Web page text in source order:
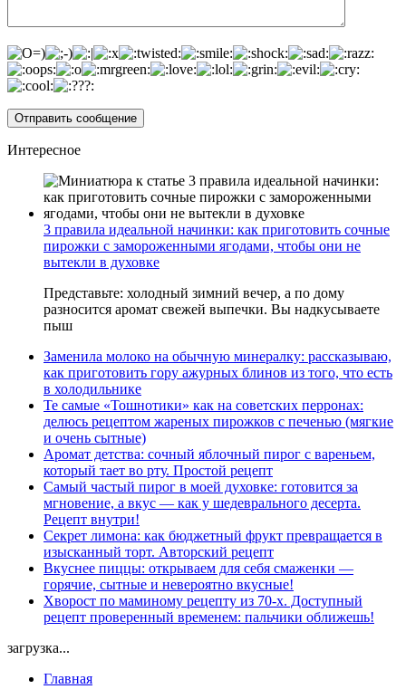
Интересное
3 правила идеальной начинки: как приготовить сочные
пирожки с замороженными ягодами, чтобы они не
вытекли в духовке
Представьте: холодный зимний вечер, а по дому
разносится аромат свежей выпечки. Вы надкусываете
пыш
Заменила молоко на обычную минералку: рассказываю,
как приготовить гору ажурных блинов из того, что есть
в холодильнике
Те самые «Тошнотики» как на советских перронах:
делюсь рецептом жареных пирожков с печенью (мягкие
и очень сытные)
Аромат детства: сочный яблочный пирог с вареньем,
который тает во рту. Простой рецепт
Самый частый пирог в моей духовке: готовится за
мгновение, а вкус — как у шедеврального десерта.
Рецепт внутри!
Секрет лимона: как бюджетный фрукт превращается в
изысканный торт. Авторский рецепт
Вкуснее пиццы: открываем для себя смаженки —
горячие, сытные и невероятно вкусные!
Хворост по маминому рецепту из 70-х. Доступный
рецепт проверенный временем: пальчики оближешь!
загрузка...
Главная